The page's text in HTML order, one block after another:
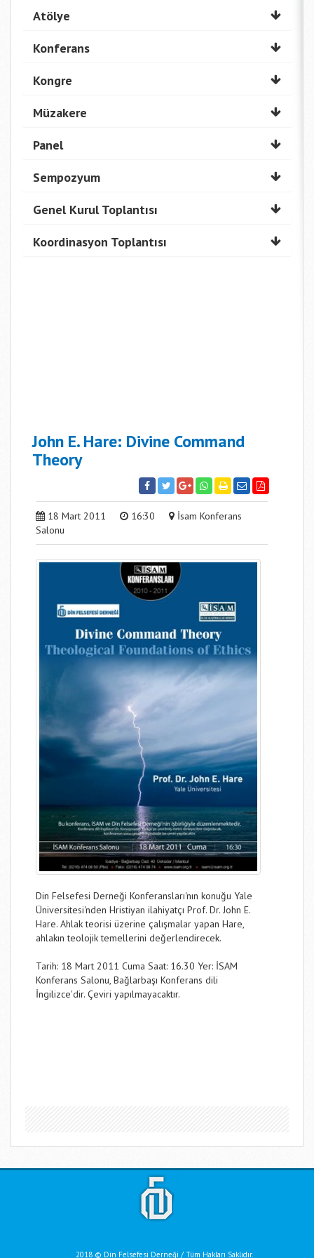
Atölye
Konferans
Kongre
Müzakere
Panel
Sempozyum
Genel Kurul Toplantısı
Koordinasyon Toplantısı
John E. Hare: Divine Command
Theory
18 Mart 2011 16:30
İsam Konferans
Salonu
Din Felsefesi Derneği Konferansları'nın konuğu Yale
Üniversitesi'nden Hristiyan ilahiyatçı Prof. Dr. John E.
Hare. Ahlak teorisi üzerine çalışmalar yapan Hare,
ahlakın teolojik temellerini değerlendirecek.
Tarih: 18 Mart 2011 Cuma Saat: 16.30 Yer: İSAM
Konferans Salonu, Bağlarbaşı Konferans dili
İngilizce'dir. Çeviri yapılmayacaktır.
2018 © Din Felsefesi Derneği / Tüm Hakları Saklıdır.